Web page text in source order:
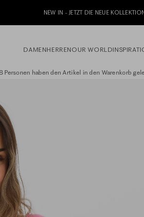
NEW IN - JETZT DIE NEUE
DAMENHERRENOUR WORLD
Personen haben den Artikel in den Warenkorb